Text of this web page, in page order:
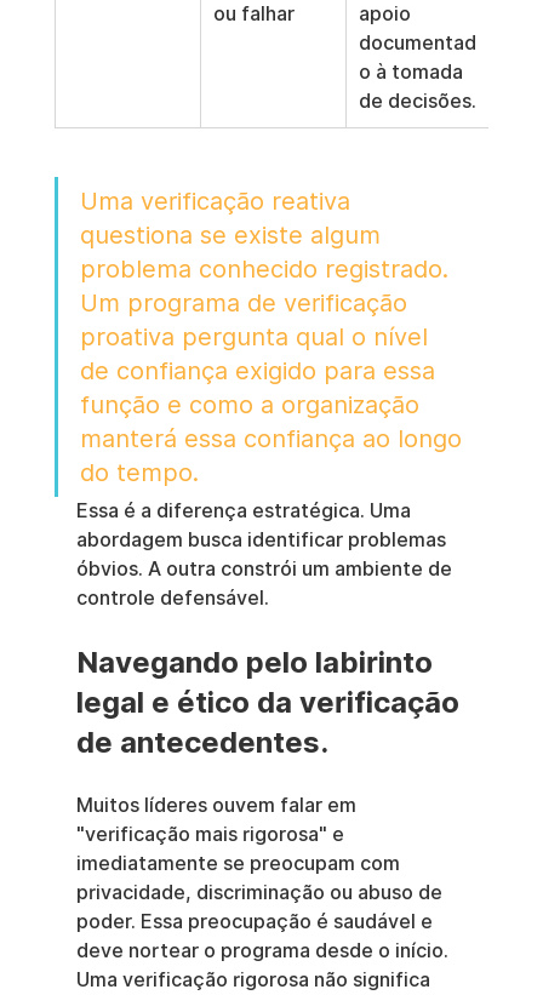
ou falhar
apoio
documentad
o à tomada
de decisões.
Uma verificação reativa
questiona se existe algum
problema conhecido registrado.
Um programa de verificação
proativa pergunta qual o nível
de confiança exigido para essa
função e como a organização
manterá essa confiança ao longo
do tempo.
Essa é a diferença estratégica. Uma
abordagem busca identificar problemas
óbvios. A outra constrói um ambiente de
controle defensável.
Navegando pelo labirinto
legal e ético da verificação
de antecedentes.
Muitos líderes ouvem falar em
"verificação mais rigorosa" e
imediatamente se preocupam com
privacidade, discriminação ou abuso de
poder. Essa preocupação é saudável e
deve nortear o programa desde o início.
Uma verificação rigorosa não significa